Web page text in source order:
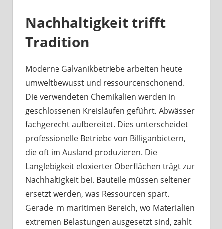
Nachhaltigkeit trifft
Tradition
Moderne Galvanikbetriebe arbeiten heute
umweltbewusst und ressourcenschonend.
Die verwendeten Chemikalien werden in
geschlossenen Kreisläufen geführt, Abwässer
fachgerecht aufbereitet. Dies unterscheidet
professionelle Betriebe von Billiganbietern,
die oft im Ausland produzieren. Die
Langlebigkeit eloxierter Oberflächen trägt zur
Nachhaltigkeit bei. Bauteile müssen seltener
ersetzt werden, was Ressourcen spart.
Gerade im maritimen Bereich, wo Materialien
extremen Belastungen ausgesetzt sind, zahlt